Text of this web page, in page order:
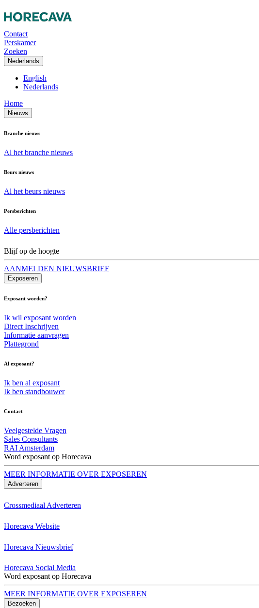
Contact
Perskamer
Zoeken
Nederlands
English
Nederlands
Home
Nieuws
Branche nieuws
Al het branche nieuws
Beurs nieuws
Al het beurs nieuws
Persberichten
Alle persberichten
Blijf op de hoogte
AANMELDEN NIEUWSBRIEF
Exposeren
Exposant worden?
Ik wil exposant worden
Direct Inschrijven
Informatie aanvragen
Plattegrond
Al exposant?
Ik ben al exposant
Ik ben standbouwer
Contact
Veelgestelde Vragen
Sales Consultants
RAI Amsterdam
Word exposant op Horecava
MEER INFORMATIE OVER EXPOSEREN
Adverteren
Crossmediaal Adverteren
Horecava Website
Horecava Nieuwsbrief
Horecava Social Media
Word exposant op Horecava
MEER INFORMATIE OVER EXPOSEREN
Bezoeken